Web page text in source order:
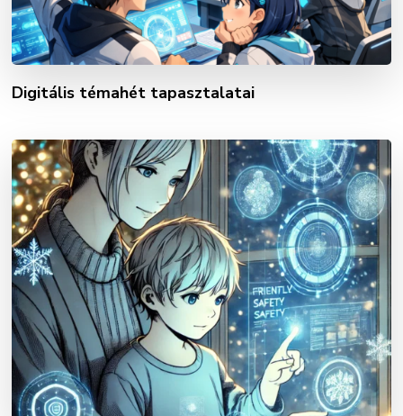
Digitális témahét tapasztalatai